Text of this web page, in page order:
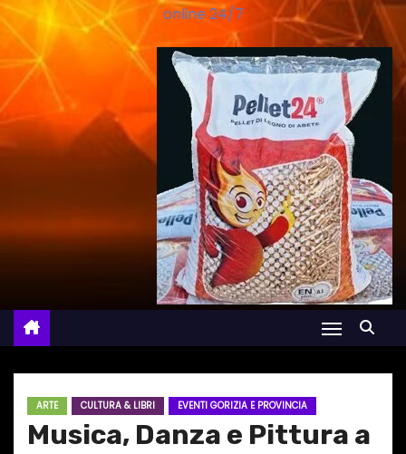
online 24/7
ARTE CULTURA & LIBRI EVENTI GORIZIA E PROVINCIA
Musica, Danza e Pittura a